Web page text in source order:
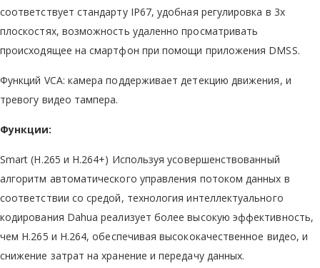
соответствует стандарту IP67, удобная регулировка в 3х
плоскостях, возможность удаленно просматривать
происходящее на смартфон при помощи приложения DMSS.
Функций VCA: камера поддерживает детекцию движения, и
тревогу видео тампера.
Функции:
Smart (H.265 и H.264+) Используя усовершенствованный
алгоритм автоматического управления потоком данных в
соответствии со средой, технология интеллектуального
кодирования Dahua реализует более высокую эффективность,
чем H.265 и H.264, обеспечивая высококачественное видео, и
снижение затрат на хранение и передачу данных.